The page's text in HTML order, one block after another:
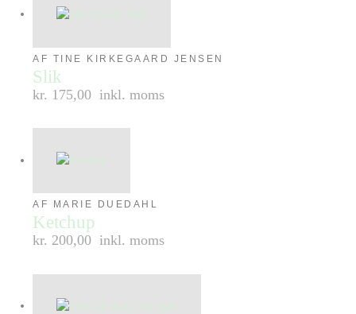
AF TINE KIRKEGAARD JENSEN
Slik
kr. 175,00 inkl. moms
AF MARIE DUEDAHL
Ketchup
kr. 200,00 inkl. moms